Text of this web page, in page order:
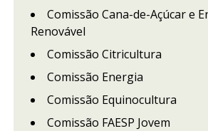
Comissão Cana-de-Açúcar e
Renovável
Comissão Citricultura
Comissão Energia
Comissão Equinocultura
Comissão FAESP Jovem